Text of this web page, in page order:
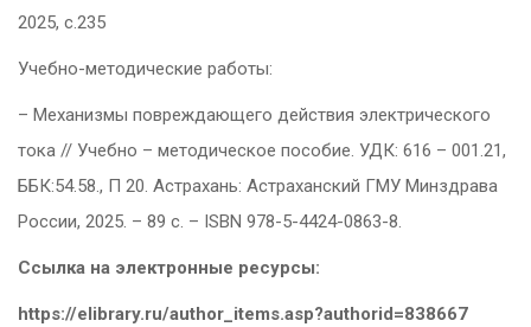
2025, с.235
Учебно-методические работы:
– Механизмы повреждающего действия электрического
тока // Учебно – методическое пособие. УДК: 616 – 001.21,
ББК:54.58., П 20. Астрахань: Астраханский ГМУ Минздрава
России, 2025. – 89 с. – ISBN 978-5-4424-0863-8.
Ссылка на электронные ресурсы:
https://elibrary.ru/author_items.asp?authorid=838667